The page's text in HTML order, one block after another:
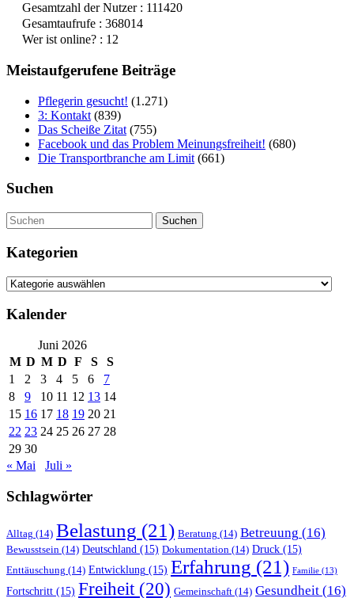
Gesamtzahl der Nutzer : 111420
Gesamtaufrufe : 368014
Wer ist online? : 12
Meistaufgerufene Beiträge
Pflegerin gesucht! (1.271)
3: Kontakt (839)
Das Scheiße Zitat (755)
Facebook und das Problem Meinungsfreiheit! (680)
Die Transportbranche am Limit (661)
Suchen
Suchen
Kategorien
Kategorien
Kalender
Juni 2026
M D M D F S
S
1
2 3 4 5 6
7
8
9 10 11 12 13 14
15 16 17 18 19 20 21
22 23 24 25 26 27 28
29 30
« Mai
Juli »
Schlagwörter
Alltag (14) Belastung (21) Beratung (14) Betreuung (16)
Bewusstsein (14) Deutschland (15) Dokumentation (14) Druck (15)
Enttäuschung (14) Entwicklung (15) Erfahrung (21) Familie (13)
Fortschritt (15) Freiheit(20) Gemeinschaft (14) Gesundheit (16)